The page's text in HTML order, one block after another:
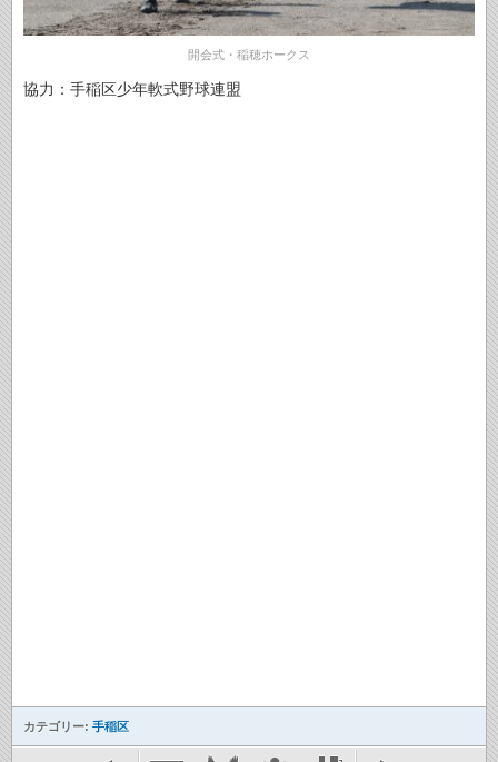
開会式・稲穂ホークス
協力：手稲区少年軟式野球連盟
カテゴリー: 手稲区